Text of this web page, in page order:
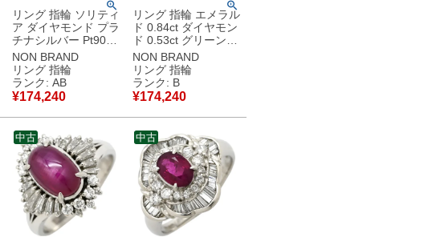
リング 指輪 ソリティ
ア ダイヤモンド プラ
チナシルバー Pt900
プラチナ マーキスカ
ット 月形甲丸 12.5号
【中古】中古品
NON BRAND
リング 指輪
ランク: AB
¥174,240
リング 指輪 エメラル
ド 0.84ct ダイヤモン
ド 0.53ct グリーン×
プラチナシルバー 緑
スクエア トリロジー
スリーストーン 17号
【中古】中古品
NON BRAND
リング 指輪
ランク: B
¥174,240
中古 中古